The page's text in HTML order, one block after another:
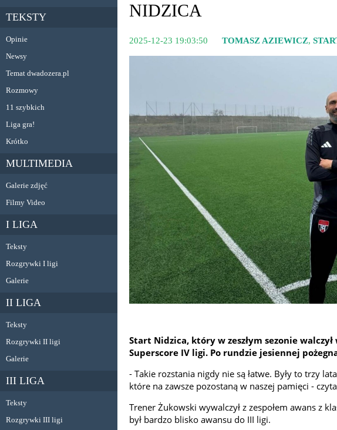
TEKSTY
Opinie
Newsy
Temat dwadozera.pl
Rozmowy
11 szybkich
Liga gra!
Krótko
MULTIMEDIA
Galerie zdjęć
Filmy Video
I LIGA
Teksty
Rozgrywki I ligi
Galerie
II LIGA
Teksty
Rozgrywki II ligi
Galerie
III LIGA
Teksty
Rozgrywki III ligi
NIDZICA
2025-12-23 19:03:50 TOMASZ AZIEWICZ,
Start Nidzica, który w zeszłym sezonie
Superscore IV ligi. Po rundzie jesiennej
- Takie rozstania nigdy nie są łatwe. Były to trzy
które na zawsze pozostaną w naszej pamięci -
Trener Żukowski wywalczył z zespołem awans z
był bardzo blisko awansu do III ligi.